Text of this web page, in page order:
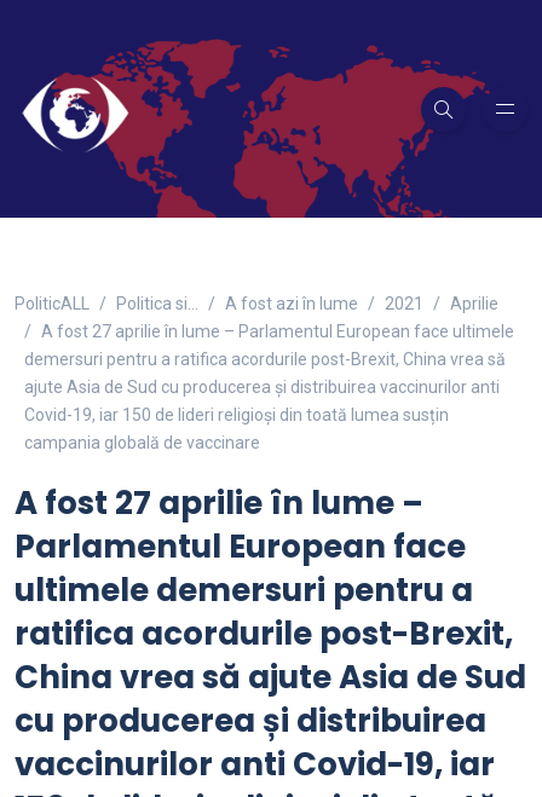
PoliticALL Politica si… A fost azi în lume 2021
Aprilie
A fost 27 aprilie în lume – Parlamentul European face ultimele
demersuri pentru a ratifica acordurile post-Brexit, China vrea să
ajute Asia de Sud cu producerea și distribuirea vaccinurilor anti
Covid-19, iar 150 de lideri religioși din toată lumea susțin
campania globală de vaccinare
A fost 27 aprilie în lume –
Parlamentul European face
ultimele demersuri pentru a
ratifica acordurile post-Brexit,
China vrea să ajute Asia de Sud
cu producerea și distribuirea
vaccinurilor anti Covid-19, iar